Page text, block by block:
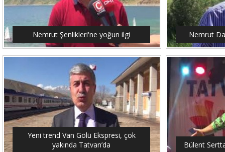
Nemrut Şenlikleri'ne yoğun ilgi Nemrut
Yeni trend Van Gölü Ekspresi, çok
yakında Tatvan’da
Bülent